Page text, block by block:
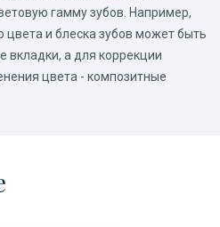
гамму зубов. Например,
цвета и блеска зубов может быть
вкладки, а для коррекции
цвета - композитные